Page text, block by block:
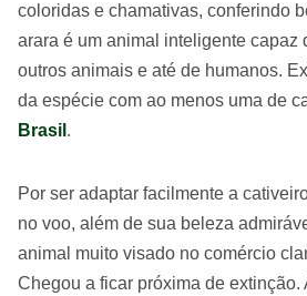
coloridas e chamativas, conferindo
arara é um animal inteligente capaz
outros animais e até de humanos.
da espécie com ao menos uma de
Brasil .
Por ser adaptar facilmente a
no voo, além de sua beleza
animal muito visado no comércio
Chegou a ficar próxima de extinção.